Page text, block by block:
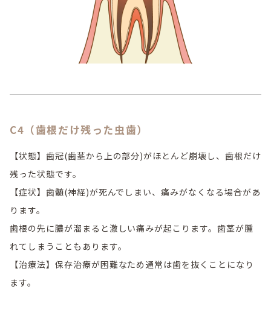
C4（歯根だけ残った虫歯）
【状態】歯冠(歯茎から上の部分)がほとんど崩壊し、歯根だけ
残った状態です。
【症状】歯髄(神経)が死んでしまい、痛みがなくなる場合があ
ります。
歯根の先に膿が溜まると激しい痛みが起こります。歯茎が腫
れてしまうこともあります。
【治療法】保存治療が困難なため通常は歯を抜くことになり
ます。